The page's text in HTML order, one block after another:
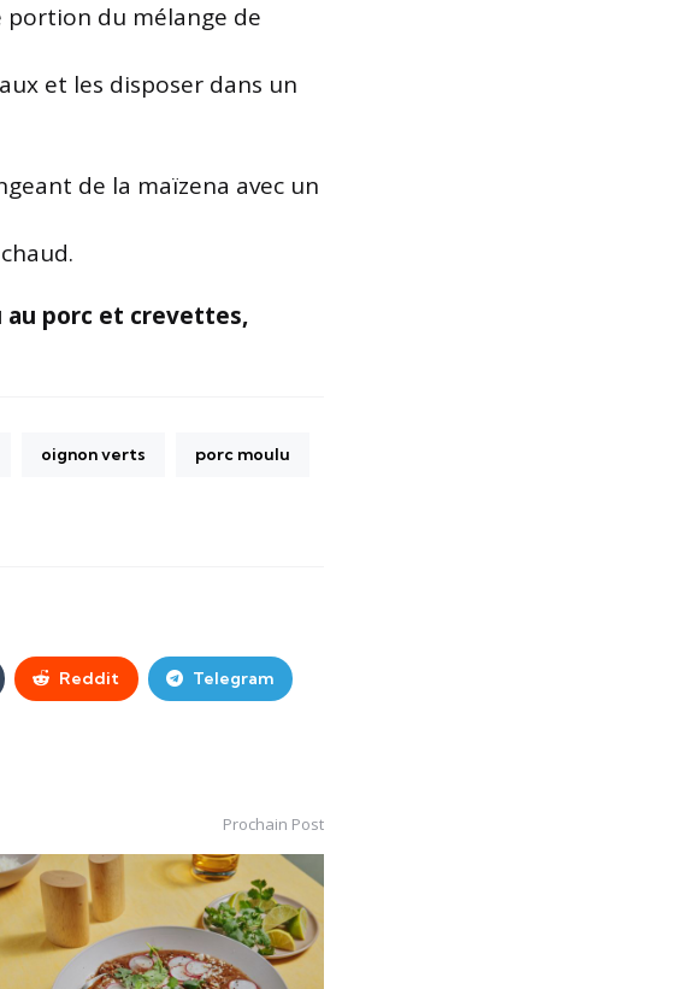
portion du mélange de
et les disposer dans un
de la maïzena avec un
au porc et crevettes,
oignon verts porc moulu
Reddit Telegram
Prochain Post